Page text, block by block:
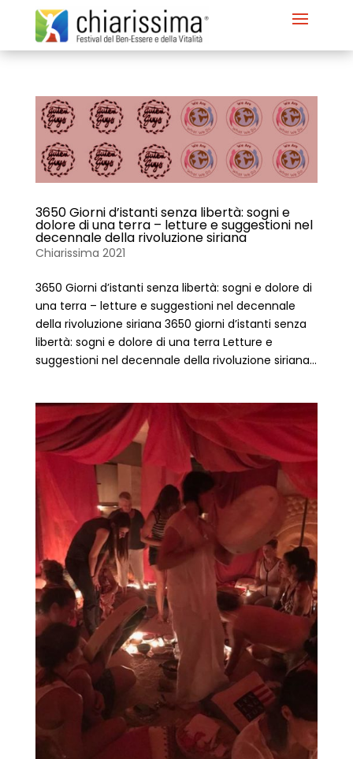
3650 Giorni d’istanti senza libertà: sogni e
dolore di una terra – letture e suggestioni nel
decennale della rivoluzione siriana
Chiarissima 2021
3650 Giorni d’istanti senza libertà: sogni e dolore di
una terra – letture e suggestioni nel decennale
della rivoluzione siriana 3650 giorni d’istanti senza
libertà: sogni e dolore di una terra Letture e
suggestioni nel decennale della rivoluzione siriana...